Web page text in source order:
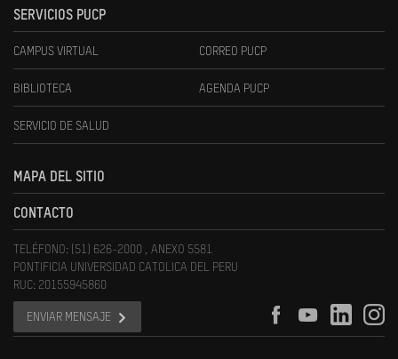
SERVICIOS PUCP
CAMPUS VIRTUAL CORREO PUCP
BIBLIOTECA AGENDA PUCP
SERVICIO DE SALUD
MAPA DEL SITIO
CONTACTO
TELÉFONO: (51) 626-2000 , ANEXO 5581
PONTIFICIA UNIVERSIDAD CATOLICA DEL PERU
RUC: 20155945860
ENVIAR MENSAJE